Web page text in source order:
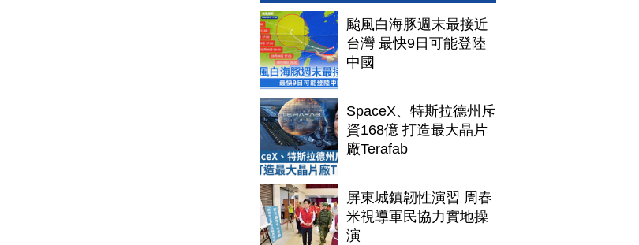
颱風白海豚週末最接近
台灣 最快9日可能登陸
中國
SpaceX、特斯拉德州斥
資168億 打造最大晶片
廠Terafab
屏東城鎮韌性演習 周春
米視導軍民協力實地操
演